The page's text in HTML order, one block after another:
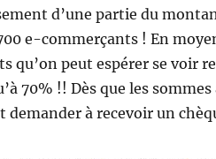
d’une partie du
e-commerçants ! En
qu’on peut espérer se voir
70% !! Dès que les
demander à recevoir un